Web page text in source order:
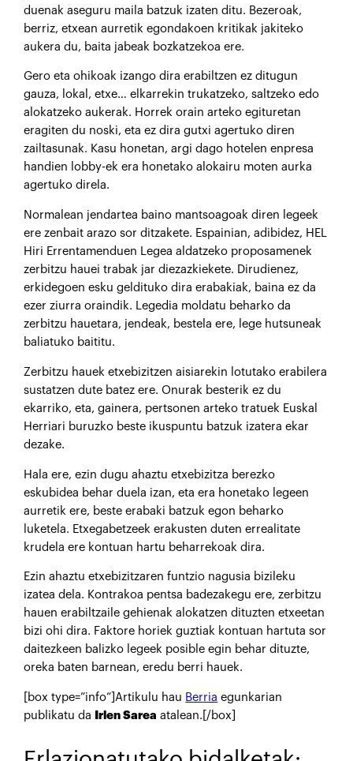
duenak aseguru maila batzuk izaten ditu. Bezeroak,
berriz, etxean aurretik egondakoen kritikak jakiteko
aukera du, baita jabeak bozkatzekoa ere.
Gero eta ohikoak izango dira erabiltzen ez ditugun
gauza, lokal, etxe… elkarrekin trukatzeko, saltzeko edo
alokatzeko aukerak. Horrek orain arteko egituretan
eragiten du noski, eta ez dira gutxi agertuko diren
zailtasunak. Kasu honetan, argi dago hotelen enpresa
handien lobby-ek era honetako alokairu moten aurka
agertuko direla.
Normalean jendartea baino mantsoagoak diren legeek
ere zenbait arazo sor ditzakete. Espainian, adibidez, HEL
Hiri Errentamenduen Legea aldatzeko proposamenek
zerbitzu hauei trabak jar diezazkiekete. Dirudienez,
erkidegoen esku geldituko dira erabakiak, baina ez da
ezer ziurra oraindik. Legedia moldatu beharko da
zerbitzu hauetara, jendeak, bestela ere, lege hutsuneak
baliatuko baititu.
Zerbitzu hauek etxebizitzen aisiarekin lotutako erabilera
sustatzen dute batez ere. Onurak besterik ez du
ekarriko, eta, gainera, pertsonen arteko tratuek Euskal
Herriari buruzko beste ikuspuntu batzuk izatera ekar
dezake.
Hala ere, ezin dugu ahaztu etxebizitza berezko
eskubidea behar duela izan, eta era honetako legeen
aurretik ere, beste erabaki batzuk egon beharko
luketela. Etxegabetzeek erakusten duten errealitate
krudela ere kontuan hartu beharrekoak dira.
Ezin ahaztu etxebizitzaren funtzio nagusia bizileku
izatea dela. Kontrakoa pentsa badezakegu ere, zerbitzu
hauen erabiltzaile gehienak alokatzen dituzten etxeetan
bizi ohi dira. Faktore horiek guztiak kontuan hartuta sor
daitezkeen balizko legeek posible egin behar dituzte,
oreka baten barnean, eredu berri hauek.
[box type=”info”]Artikulu hau Berria egunkarian
publikatu da
Irlen Sarea atalean.[/box]